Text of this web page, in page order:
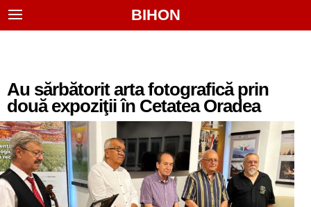
BIHON
Au sărbătorit arta fotografică prin
două expoziţii în Cetatea Oradea